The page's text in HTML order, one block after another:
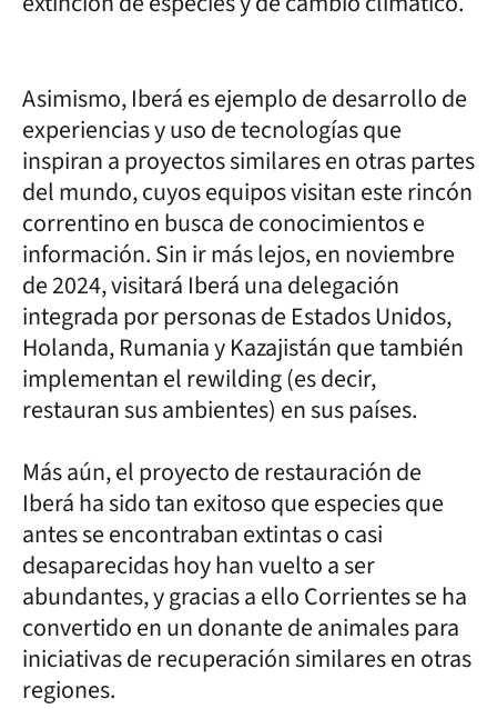
Asimismo, Iberá es ejemplo de desarrollo de
experiencias y uso de tecnologías que
inspiran a proyectos similares en otras partes
del mundo, cuyos equipos visitan este rincón
correntino en busca de conocimientos e
información. Sin ir más lejos, en noviembre
de 2024, visitará Iberá una delegación
integrada por personas de Estados Unidos,
Holanda, Rumania y Kazajistán que también
implementan el rewilding (es decir,
restauran sus ambientes) en sus países.
Más aún, el proyecto de restauración de
Iberá ha sido tan exitoso que especies que
antes se encontraban extintas o casi
desaparecidas hoy han vuelto a ser
abundantes, y gracias a ello Corrientes se ha
convertido en un donante de animales para
iniciativas de recuperación similares en otras
regiones.